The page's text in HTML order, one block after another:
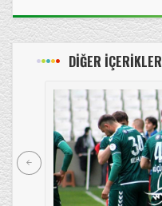
DİĞER İÇERİKLER